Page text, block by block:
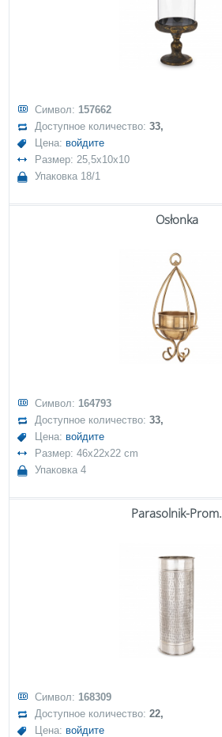
Символ: 157662
Доступное количество:33,
Цена: войдите
Размер: 25,5x10x10
Упаковка 18/1
Osłonka
Символ: 164793
Доступное количество:33,
Цена: войдите
Размер: 46x22x22 cm
Упаковка 4
Parasolnik-Prom.
Символ: 168309
Доступное количество:22,
Цена: войдите